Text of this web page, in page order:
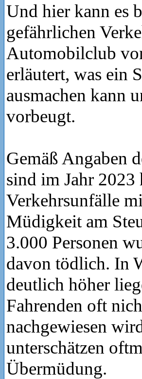
Und hier kann es
gefährlichen
Automobilclub
erläutert, was ein
ausmachen kann
vorbeugt.
Gemäß Angaben
sind im Jahr 2023
Verkehrsunfälle
Müdigkeit am
3.000 Personen
davon tödlich. In
deutlich höher
Fahrenden oft
nachgewiesen
unterschätzen
Übermüdung.